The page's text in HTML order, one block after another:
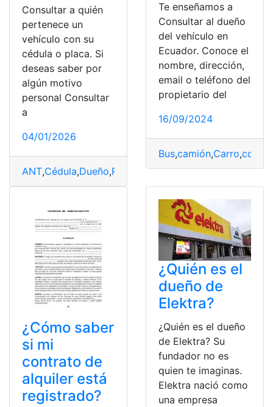
Consultar a quién
pertenece un
vehículo con su
cédula o placa. Si
deseas saber por
algún motivo
personal Consultar
a
04/01/2026
ANT,Cédula,Dueño,Placas Vehículos
Te enseñamos a
Consultar al dueño
del vehículo en
Ecuador. Conoce el
nombre, dirección,
email o teléfono del
propietario del
16/09/2024
Bus,camión,Carro,
¿Cómo saber
si mi
contrato de
alquiler está
registrado?
¿Quién es el
dueño de
Elektra?
¿Quién es el dueño
de Elektra? Su
fundador no es
quien te imaginas.
Elektra nació como
una empresa